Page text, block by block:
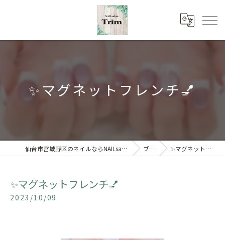
✨マグネットフレンチ💅
仙台市宮城野区のネイルならNAILsalon Trim 【トリム】 ブログ ✨マグネットフレンチ💅
✨マグネットフレンチ💅
2023/10/09